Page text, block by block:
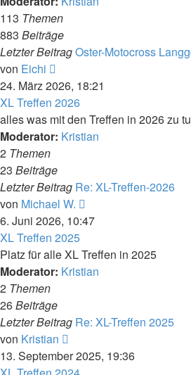
113 Themen
883 Beiträge
Letzter BeitragOster-Motocross
von Eichi
Beitrag
24. März 2026, 18:21
XL Treffen 2026
alles was mit den Treffen in 2026 zu
Moderator: Kristian
2 Themen
23 Beiträge
Letzter Beitrag Re: XL-Treffen-2026
von Michael W.
Beitrag
6. Juni 2026, 10:47
XL Treffen 2025
Platz für alle XL Treffen in 2025
Moderator: Kristian
2 Themen
26Beiträge
Letzter Beitrag Re: XL-Treffen 2025
von Kristian
Beitrag
13. September 2025, 19:36